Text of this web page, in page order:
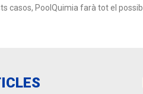
casos, PoolQuimia farà tot el